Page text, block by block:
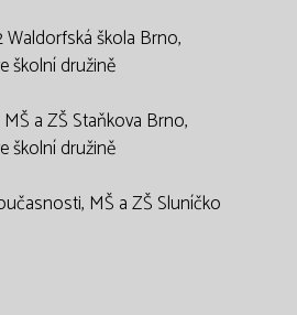
škola Brno,
školní družině
a ZŠ Staňkova Brno,
školní družině
MŠ a ZŠ Sluníčko